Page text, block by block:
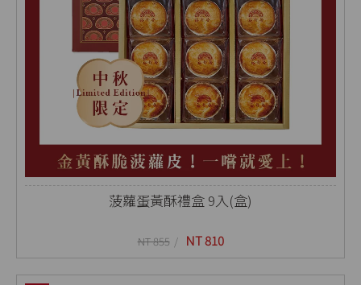
菠蘿蛋黃酥禮盒 9入(盒)
NT 855 NT 810